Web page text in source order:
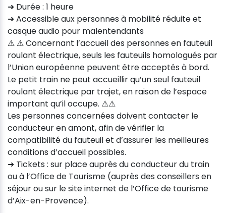
➜ Durée : 1 heure
➜ Accessible aux personnes à mobilité réduite et
casque audio pour malentendants
⚠ ⚠ Concernant l’accueil des personnes en fauteuil
roulant électrique, seuls les fauteuils homologués par
l’Union européenne peuvent être acceptés à bord.
Le petit train ne peut accueillir qu’un seul fauteuil
roulant électrique par trajet, en raison de l’espace
important qu’il occupe. ⚠⚠
Les personnes concernées doivent contacter le
conducteur en amont, afin de vérifier la
compatibilité du fauteuil et d’assurer les meilleures
conditions d’accueil possibles.
➜ Tickets : sur place auprès du conducteur du train
ou à l’Office de Tourisme (auprès des conseillers en
séjour ou sur le site internet de l’Office de tourisme
d’Aix-en-Provence).